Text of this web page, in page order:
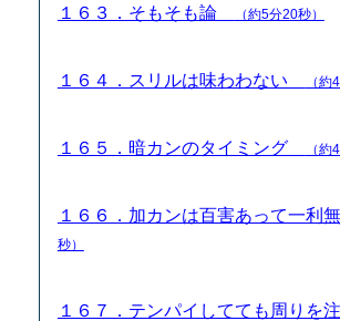
１６３．そもそも論 （約5分20秒）
１６４．スリルは味わわない （約
１６５．暗カンのタイミング （約
１６６．加カンは百害あって一利
秒）
１６７．テンパイしてても周りを